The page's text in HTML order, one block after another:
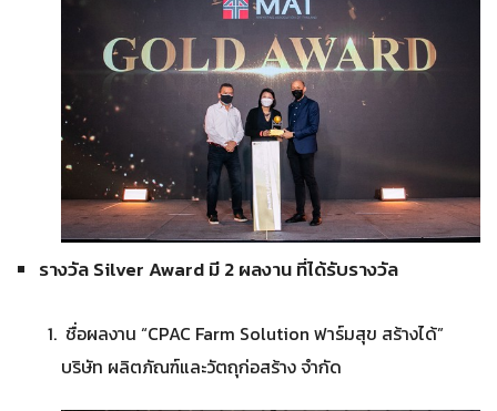
รางวัล Silver Award มี 2 ผลงาน ที่ได้รับรางวัล
ชื่อผลงาน “CPAC Farm Solution ฟาร์มสุข สร้างได้”
บริษัท ผลิตภัณฑ์และวัตถุก่อสร้าง จำกัด